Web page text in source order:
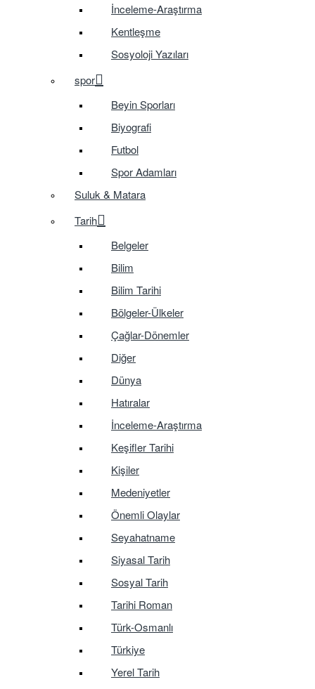
İnceleme-Araştırma
Kentleşme
Sosyoloji Yazıları
spor
Beyin Sporları
Biyografi
Futbol
Spor Adamları
Suluk & Matara
Tarih
Belgeler
Bilim
Bilim Tarihi
Bölgeler-Ülkeler
Çağlar-Dönemler
Diğer
Dünya
Hatıralar
İnceleme-Araştırma
Keşifler Tarihi
Kişiler
Medeniyetler
Önemli Olaylar
Seyahatname
Siyasal Tarih
Sosyal Tarih
Tarihi Roman
Türk-Osmanlı
Türkiye
Yerel Tarih